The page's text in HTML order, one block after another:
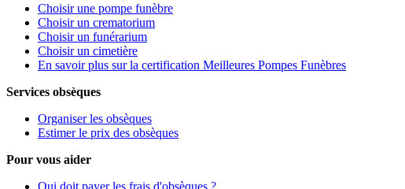
Choisir une pompe funèbre
Choisir un crematorium
Choisir un funérarium
Choisir un cimetière
En savoir plus sur la certification Meilleures Pompes Funèbres
Services obsèques
Organiser les obsèques
Estimer le prix des obsèques
Pour vous aider
Qui doit payer les frais d'obsèques ?